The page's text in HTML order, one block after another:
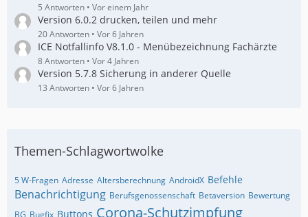
5 Antworten Vor einem Jahr
Version 6.0.2 drucken, teilen und mehr
20 Antworten Vor 6 Jahren
ICE Notfallinfo V8.1.0 - Menübezeichnung Fachärzte
8 Antworten Vor 4 Jahren
Version 5.7.8 Sicherung in anderer Quelle
13 Antworten Vor 6 Jahren
Themen-Schlagwortwolke
5 W-Fragen Adresse Altersberechnung AndroidX Befehle
Benachrichtigung Berufsgenossenschaft Betaversion Bewertung
BG Bugfix Buttons Corona-Schutzimpfung